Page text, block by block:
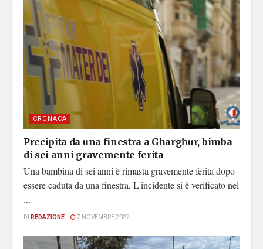
CRONACA
Precipita da una finestra a Għargħur, bimba
di sei anni gravemente ferita
Una bambina di sei anni è rimasta gravemente ferita dopo
essere caduta da una finestra. L'incidente si è verificato nel
...
DI REDAZIONE 7 NOVEMBRE 2022